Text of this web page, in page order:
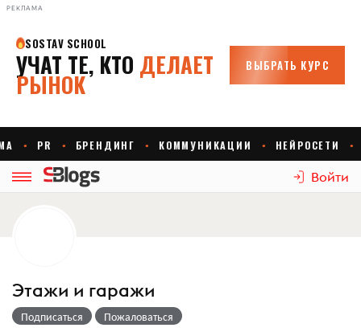
РЕКЛАМА
Войти
Этажи и гаражи
Подписаться Пожаловаться